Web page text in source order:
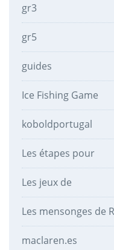
gr3
gr5
guides
Ice Fishing Game
koboldportugal
Les étapes pour
Les jeux de
Les mensonges de
maclaren.es